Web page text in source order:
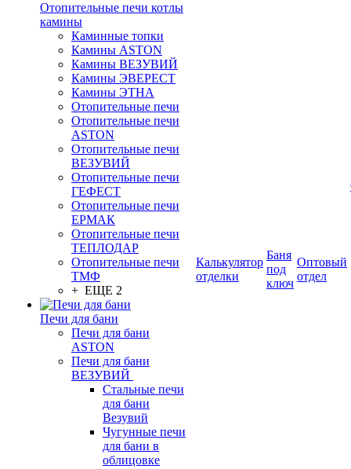
Отопительные печи котлы
камины
Каминные топки
Камины ASTON
Камины ВЕЗУВИЙ
Камины ЭВЕРЕСТ
Камины ЭТНА
Отопительные печи
Отопительные печи
ASTON
Отопительные печи
ВЕЗУВИЙ
Отопительные печи
ГЕФЕСТ
Отопительные печи
ЕРМАК
Отопительные печи
ТЕПЛОДАР
Отопительные печи
ТМФ
+ ЕЩЕ 2
Печи для бани
Печи для бани
ASTON
Печи для бани
ВЕЗУВИЙ
Стальные печи
для бани
Везувий
Чугунные печи
для бани в
облицовке
Калькулятор
отделки
Баня
под
ключ
Оптовый
отдел